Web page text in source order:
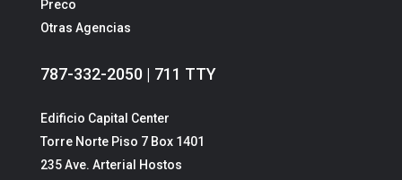
Preco
Otras Agencias
787-332-2050 | 711 TTY
Edificio Capital Center
Torre Norte Piso 7 Box 1401
235 Ave. Arterial Hostos